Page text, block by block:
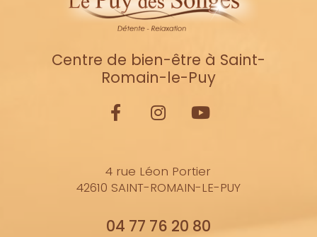
Centre de bien-être à Saint-
Romain-le-Puy
4 rue Léon Portier
42610 SAINT-ROMAIN-LE-PUY
04 77 76 20 80